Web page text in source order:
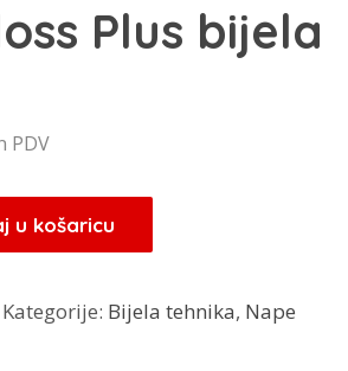
Plus bijela
PDV
u košaricu
Kategorije: Bijela tehnika, Nape